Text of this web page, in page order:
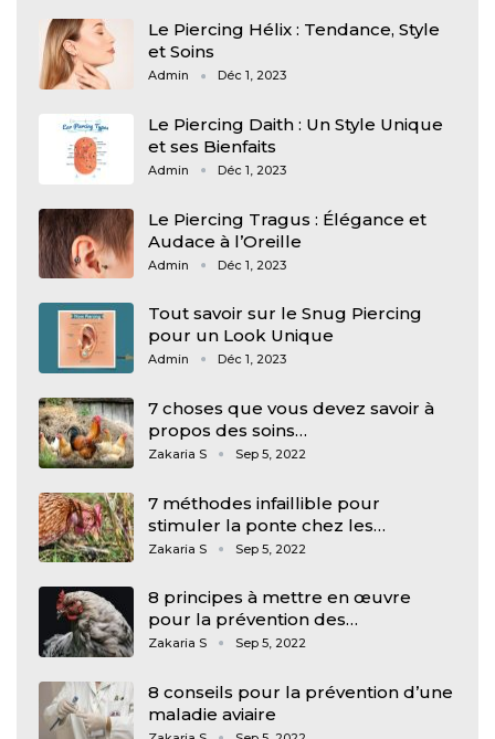
Le Piercing Hélix : Tendance, Style
et Soins
Admin Déc 1, 2023
Le Piercing Daith : Un Style Unique
et ses Bienfaits
Admin Déc 1, 2023
Le Piercing Tragus : Élégance et
Audace à l’Oreille
Admin Déc 1, 2023
Tout savoir sur le Snug Piercing
pour un Look Unique
Admin Déc 1, 2023
7 choses que vous devez savoir à
propos des soins…
Zakaria S Sep 5, 2022
7 méthodes infaillible pour
stimuler la ponte chez les…
Zakaria S Sep 5, 2022
8 principes à mettre en œuvre
pour la prévention des…
Zakaria S Sep 5, 2022
8 conseils pour la prévention d’une
maladie aviaire